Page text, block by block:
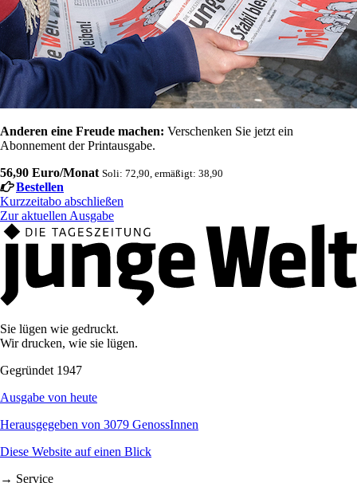
Anderen eine Freude machen: Verschenken Sie jetzt ein
Abonnement der Printausgabe.
56,90 Euro/Monat Soli: 72,90, ermäßigt: 38,90
Bestellen
Kurzzeitabo abschließen
Zur aktuellen Ausgabe
Sie lügen wie gedruckt.
Wir drucken, wie sie lügen.
Gegründet 1947
Ausgabe von heute
Herausgegeben von 3079 GenossInnen
Diese Website auf einen Blick
→ Service